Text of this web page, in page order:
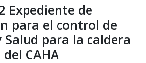
Expediente de
para el control de
Salud para la caldera
CAHA